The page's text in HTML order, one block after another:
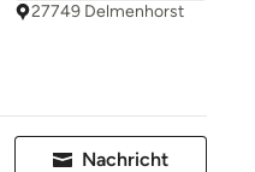
27749 Delmenhorst
Nachricht